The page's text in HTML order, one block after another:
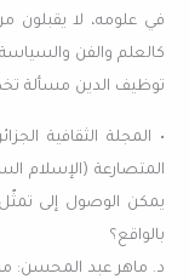
في علومه، لا يقبلون
كالعلم والفن
توظيف الدين مسألة
• المجلة الثقافية
المتصارعة (الإسلام
يمكن الوصول إلى
بالواقع؟
د. ماهر عبد المحسن: